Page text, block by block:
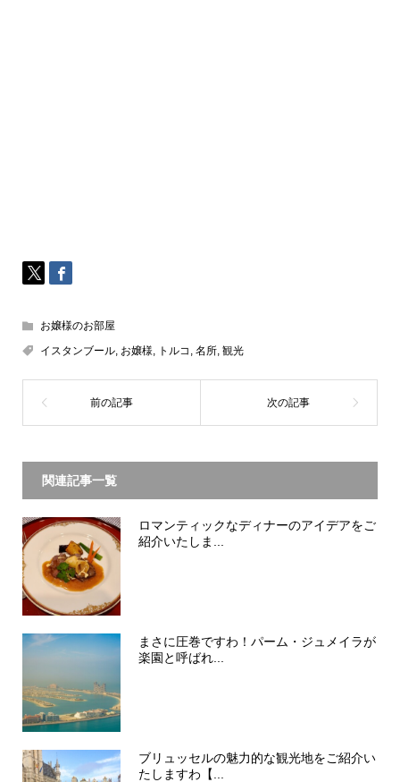
お嬢様のお部屋
イスタンブール, お嬢様, トルコ 名所, 観光
関連記事一覧
ロマンティックなディナーのアイデアをご
紹介いたしま...
まさに圧巻ですわ！パーム・ジュメイラが
楽園と呼ばれ...
ブリュッセルの魅力的な観光地をご紹介い
たしますわ【...